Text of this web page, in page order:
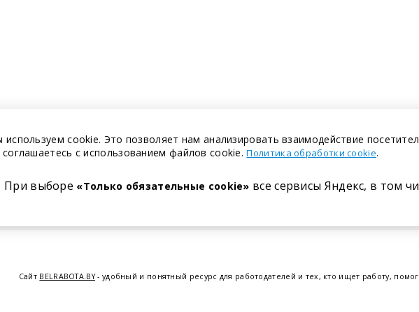
Сайт BELRABOTA.BY- удобный и понятный ресурс для работодателей и тех, кто ищет работу,
cookie. Это позволяет нам анализировать взаимодействие
с использованием файлов cookie.Политика обработки cookie.
При выборе «Только обязательные cookie» все сервисы Яндекс, в том